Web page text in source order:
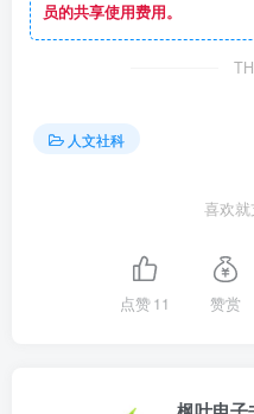
员的共享使用费用。
人文社科
喜欢
点赞11 赞赏